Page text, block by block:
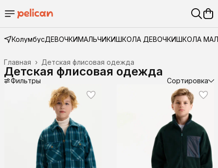
КолумбусДЕВОЧКИМАЛЬЧИКИШКОЛА ДЕВОЧКИШКОЛА
Детская флисовая одежда
Главная ›
Детская флисовая одежда
Фильтры Сортировка